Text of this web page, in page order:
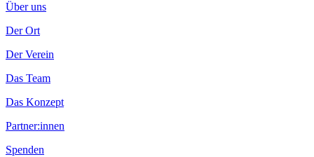
Über uns
Der Ort
Der Verein
Das Team
Das Konzept
Partner:innen
Spenden